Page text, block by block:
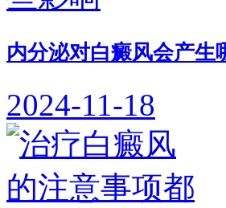
内分泌对白癜风会产生
2024-11-18